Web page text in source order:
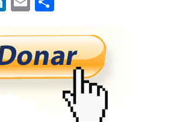
ke
dI
n
ail m
p
ar
tir